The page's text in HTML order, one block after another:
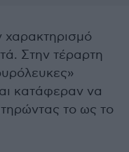
χαρακτηρισμό
Στην τέραρτη
κατάφεραν να
το ως το